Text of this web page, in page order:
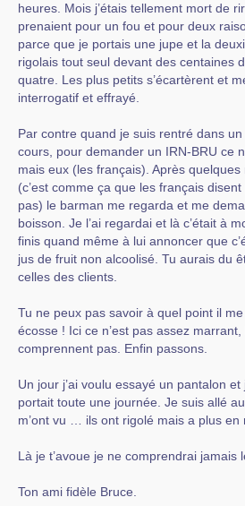
heures. Mois j’étais tellement mort de
prenaient pour un fou et pour deux
parce que je portais une jupe et la
rigolais tout seul devant des centaines
quatre. Les plus petits s’écartèrent et
interrogatif et effrayé.
Par contre quand je suis rentré dans
cours, pour demander un IRN-BRU ce
mais eux (les français). Après
(c’est comme ça que les français
pas) le barman me regarda et me
boisson. Je l’ai regardai et là c’était à
finis quand même à lui annoncer que
jus de fruit non alcoolisé. Tu aurais du
celles des clients.
Tu ne peux pas savoir à quel point il
écosse ! Ici ce n’est pas assez
comprennent pas. Enfin passons.
Un jour j’ai voulu essayé un pantalon et
portait toute une journée. Je suis allé
m’ont vu … ils ont rigolé mais a plus en
Là je t’avoue je ne comprendrai jamais
Ton ami fidèle Bruce.